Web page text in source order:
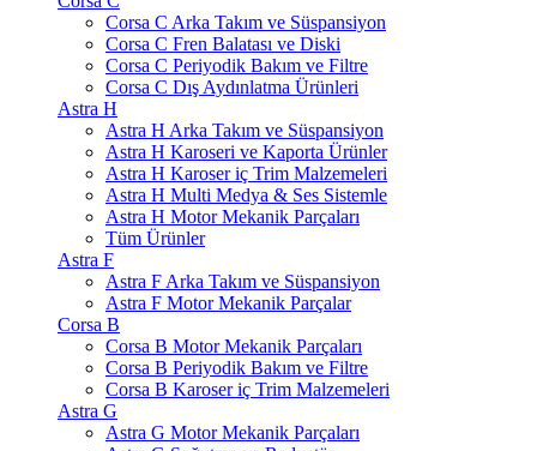
Corsa C Arka Takım ve Süspansiyon
Corsa C Fren Balatası ve Diski
Corsa C Periyodik Bakım ve Filtre
Corsa C Dış Aydınlatma Ürünleri
Astra H
Astra H Arka Takım ve Süspansiyon
Astra H Karoseri ve Kaporta Ürünler
Astra H Karoser iç Trim Malzemeleri
Astra H Multi Medya & Ses Sistemle
Astra H Motor Mekanik Parçaları
Tüm Ürünler
Astra F
Astra F Arka Takım ve Süspansiyon
Astra F Motor Mekanik Parçalar
Corsa B
Corsa B Motor Mekanik Parçaları
Corsa B Periyodik Bakım ve Filtre
Corsa B Karoser iç Trim Malzemeleri
Astra G
Astra G Motor Mekanik Parçaları